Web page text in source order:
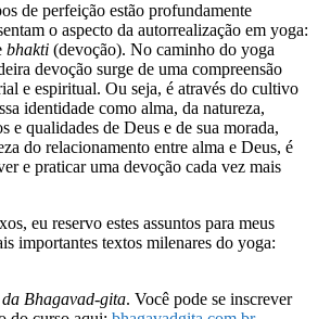
de perfeição estão profundamente
o aspecto da autorrealização em yoga:
bhakti (devoção). No caminho do yoga
devoção surge de uma compreensão
e espiritual. Ou seja, é através do cultivo
identidade como alma, da natureza,
e qualidades de Deus e de sua morada,
do relacionamento entre alma e Deus, é
e praticar uma devoção cada vez mais
eu reservo estes assuntos para meus
importantes textos milenares do yoga:
Bhagavad-gita. Você pode se inscrever